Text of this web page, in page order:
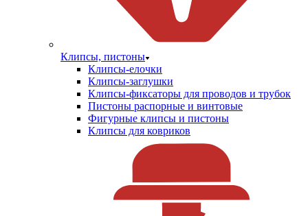
Клипсы, пистоны
Клипсы-елочки
Клипсы-заглушки
Клипсы-фиксаторы для проводов и трубок
Пистоны распорные и винтовые
Фигурные клипсы и пистоны
Клипсы для ковриков